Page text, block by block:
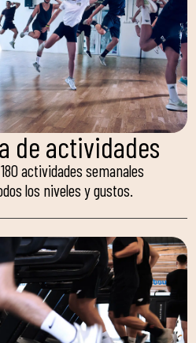
de actividades
actividades semanales
los niveles y gustos.